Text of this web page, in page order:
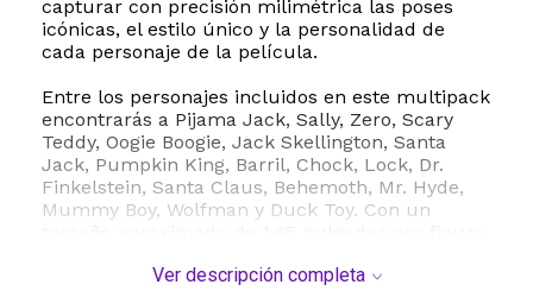
capturar con precisión milimétrica las poses
icónicas, el estilo único y la personalidad de
cada personaje de la película.
Entre los personajes incluidos en este multipack
encontrarás a Pijama Jack, Sally, Zero, Scary
Teddy, Oogie Boogie, Jack Skellington, Santa
Jack, Pumpkin King, Barril, Chock, Lock, Dr.
Finkelstein, Santa Claus, Behemoth, Mr. Hyde,
Mummy Boy, Wolfman y Duck Toy. Con un
escritorios o como decoración temática en
Ver descripción completa